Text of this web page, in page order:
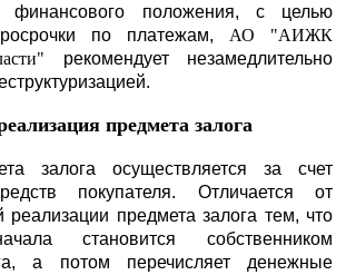
финансового положения, с целью
по платежам, АО "АИЖК
рекомендует незамедлительно
предмета залога
залога осуществляется за счет
покупателя. Отличается от
реализации предмета залога тем, что
становится собственником
а потом перечисляет денежные